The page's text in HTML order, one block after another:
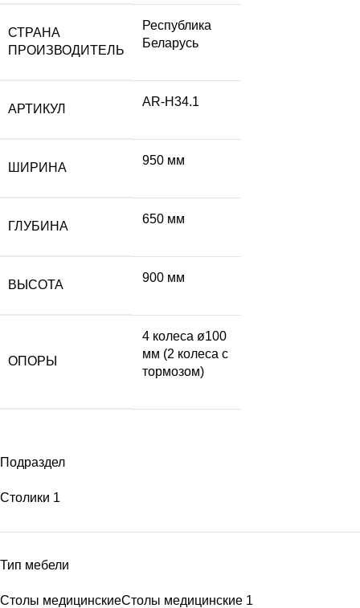
Подраздел
Столики 1
Тип мебели
Столы медицинскиеСтолы медицинские 1
СТРАНА
ПРОИЗВОДИТЕЛЬ
Республика
Беларусь
АРТИКУЛ
AR-H34.1
ШИРИНА
950 мм
ГЛУБИНА
650 мм
ВЫСОТА
900 мм
ОПОРЫ
4 колеса ø100
мм (2 колеса с
тормозом)